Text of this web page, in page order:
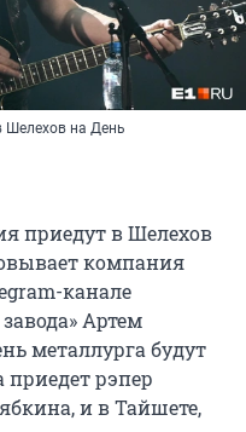
Шелехов на День
приедут в Шелехов
компания
канале
Артем
металлурга будут
приедет рэпер
и в Тайшете,